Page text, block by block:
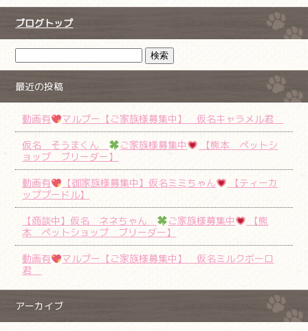
ブログトップ
最近の投稿
動画有
マルプー【ご家族様募集中】 仮名キャラメル君
仮名 そうまくん
ご家族様募集中
【熊本 ペットシ
ョップ ブリーダー】
動画有
【御家族様募集中】仮名ミミちゃん
【ティーカ
ッププードル】
【商談中】仮名 ネネちゃん
ご家族様募集中
【熊
本 ペットショップ ブリーダー】
動画有
マルプー【ご家族様募集中】 仮名ミルクボーロ
君
アーカイブ